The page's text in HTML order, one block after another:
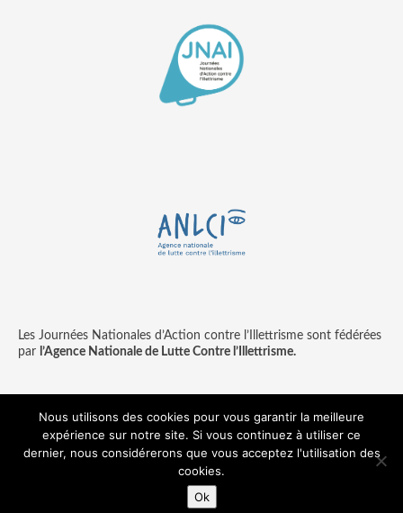
Les Journées Nationales d’Action contre l’Illettrisme sont fédérées
par l’Agence Nationale de Lutte Contre l’Illettrisme.
Contact
Mentions légales
© copyright ANLCI 2018
Nous utilisons des cookies pour vous garantir la meilleure
expérience sur notre site. Si vous continuez à utiliser ce
dernier, nous considérerons que vous acceptez l'utilisation des
cookies.
Ok